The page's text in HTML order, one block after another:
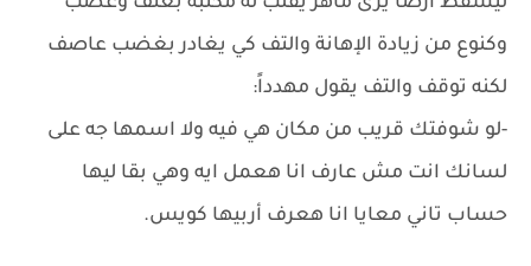
وكنوع من زيادة الإهانة والتف كي يغادر بغضب عاصف
لكنه توقف والتف يقول مهدداً:
-لو شوفتك قريب من مكان هي فيه ولا اسمها جه على
لسانك انت مش عارف انا هعمل ايه وهي بقا ليها
حساب تاني معايا انا هعرف أربيها كويس.